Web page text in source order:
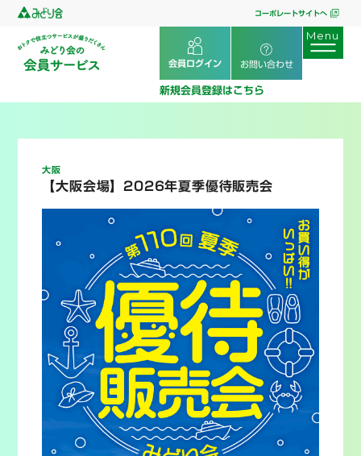
コーポレートサイトへ
会員ログイン
新規会員登録はこちら
お問い合わせ
大阪
【大阪会場】2026年夏季優待販売会